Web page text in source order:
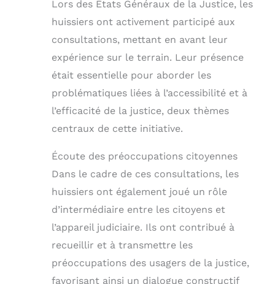
Lors des États Généraux de la Justice, les
huissiers ont activement participé aux
consultations, mettant en avant leur
expérience sur le terrain. Leur présence
était essentielle pour aborder les
problématiques liées à l’accessibilité et à
l’efficacité de la justice, deux thèmes
centraux de cette initiative.
Écoute des préoccupations citoyennes
Dans le cadre de ces consultations, les
huissiers ont également joué un rôle
d’intermédiaire entre les citoyens et
l’appareil judiciaire. Ils ont contribué à
recueillir et à transmettre les
préoccupations des usagers de la justice,
favorisant ainsi un dialogue constructif